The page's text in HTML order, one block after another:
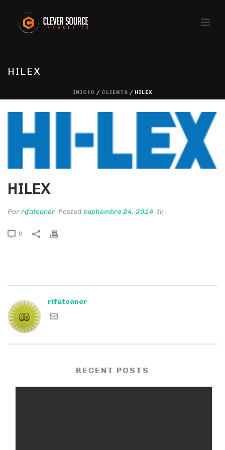
HILEX
INICIO / CLIENTS / HILEX
HILEX
Porrifatcaner Posted septiembre 24, 2014 In
0
rifatcaner
RECENT POSTS